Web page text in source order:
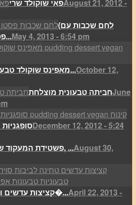
פאי שוקולד שריAugust 21, 2012 -
(לחם שכבות עם
פסטו וזיתים לכבוד...May 4, 2013 - 6:54 pm
מאפינס שוקולד טבעוני מושלמים ולא...October 12,
חביתה טבעונית מוצלחתJune
December 12, 2012 - 5:24
פשטידת המעקוד של סבתא גבי שלי, ...August 30,
קציצות עדשים וסויה אפויות בטח�...April 22, 2013 -